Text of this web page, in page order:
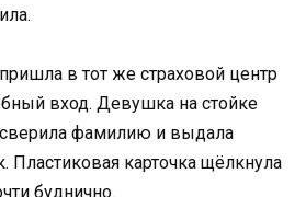
в тот же страховой центр
вход. Девушка на стойке
сверила фамилию и выдала
Пластиковая карточка щёлкнула
буднично.